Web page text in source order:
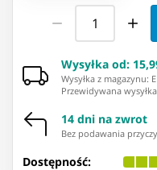
Wysyłka od:
Wysyłka z magazynu:
Przewidywana wysyłka
14 dni na zwrot
Bez podawania
Dostępność: